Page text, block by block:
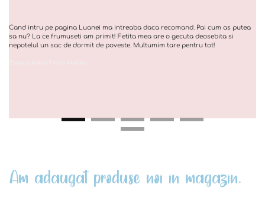
Cand intru pe pagina Luanei ma intreaba daca recomand. Pai cum as putea
sa nu? La ce frumuseti am primit! Fetita mea are o gecuta deosebita si
nepotelul un sac de dormit de poveste. Multumim tare pentru tot!
Am adaugat produse noi in magazin.